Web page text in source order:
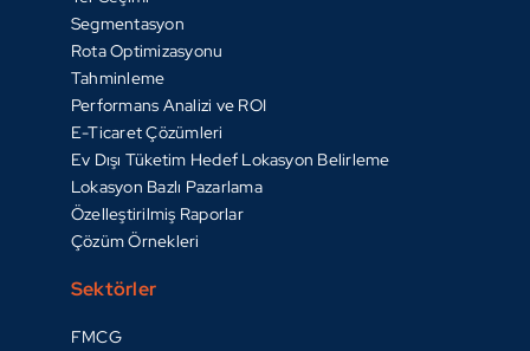
Segmentasyon
Rota Optimizasyonu
Tahminleme
Performans Analizi ve ROI
E-Ticaret Çözümleri
Ev Dışı Tüketim Hedef Lokasyon Belirleme
Lokasyon Bazlı Pazarlama
Özelleştirilmiş Raporlar
Çözüm Örnekleri
Sektörler
FMCG